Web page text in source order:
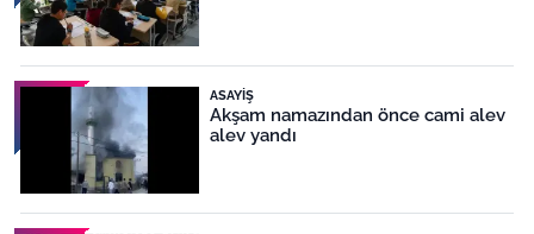
ASAYIŞ
Akşam namazından önce cami alev
alev yandı